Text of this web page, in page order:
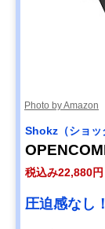
Photo by Amazon
Shokz（ショッ
税込み22,880円
圧迫感なし